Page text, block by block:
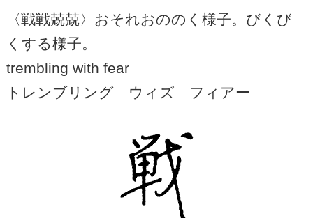
〈戦戦兢兢〉おそれおののく様子。びくび
くする様子。
trembling with fear
トレンブリング ウィズ フィアー